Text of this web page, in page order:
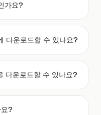
가요?
다운로드할 수 있나요?
다운로드할 수 있나요?
?